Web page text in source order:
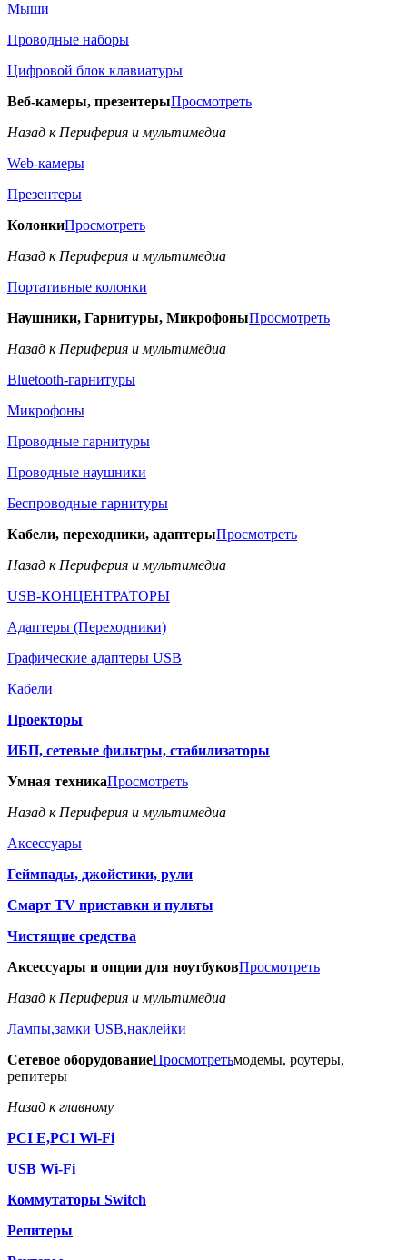
Мыши
Проводные наборы
Цифровой блок клавиатуры
Веб-камеры, презентерыПросмотреть
Назад к Периферия и мультимедиа
Web-камеры
Презентеры
КолонкиПросмотреть
Назад к Периферия и мультимедиа
Портативные колонки
Наушники, Гарнитуры, МикрофоныПросмотреть
Назад к Периферия и мультимедиа
Bluetooth-гарнитуры
Микрофоны
Проводные гарнитуры
Проводные наушники
Беспроводные гарнитуры
Кабели, переходники, адаптерыПросмотреть
Назад к Периферия и мультимедиа
USB-КОНЦЕНТРАТОРЫ
Адаптеры (Переходники)
Графические адаптеры USB
Кабели
Проекторы
ИБП, сетевые фильтры, стабилизаторы
Умная техникаПросмотреть
Назад к Периферия и мультимедиа
Аксессуары
Геймпады, джойстики, рули
Смарт TV приставки и пульты
Чистящие средства
Аксессуары и опции для ноутбуковПросмотреть
Назад к Периферия и мультимедиа
Лампы,замки USB,наклейки
Сетевое оборудованиеПросмотретьмодемы, роутеры,
репитеры
Назад к главному
PCI E,PCI Wi-Fi
USB Wi-Fi
Коммутаторы Switch
Репитеры